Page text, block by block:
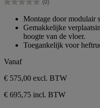
5
(0)
0.0
sterren.
Montage door modulair
Gemakkelijke
hoogte van de vloer.
Toegankelijk voor
Vanaf
€ 575,00 excl. BTW
€ 695,75 incl. BTW